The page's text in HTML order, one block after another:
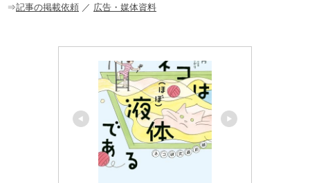
o
⇒記事の掲載依頼 ／ 広告・媒体資料